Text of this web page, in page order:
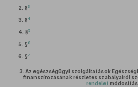
2. §3
3. §4
4. §5
5. § 6
6. §7
3. Az egészségügyi szolgáltatások
finanszírozásának részletes szabályairól
rendelet